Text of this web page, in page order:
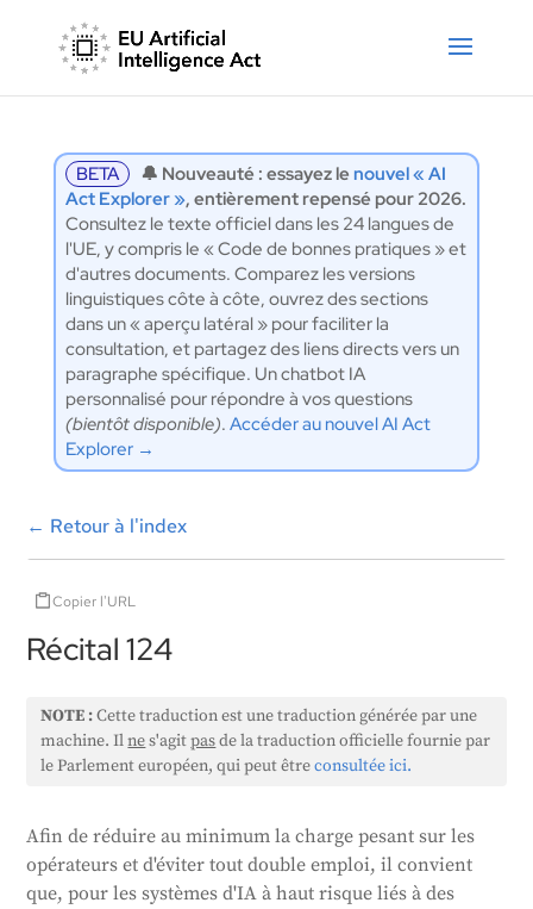
BETA 🔔 Nouveauté : essayez le nouvel « AI
Act Explorer », entièrement repensé pour 2026.
Consultez le texte officiel dans les 24 langues de
l'UE, y compris le « Code de bonnes pratiques » et
d'autres documents. Comparez les versions
linguistiques côte à côte, ouvrez des sections
dans un « aperçu latéral » pour faciliter la
consultation, et partagez des liens directs vers un
paragraphe spécifique. Un chatbot IA
personnalisé pour répondre à vos questions
(bientôt disponible). Accéder au nouvel AI Act
Explorer →
← Retour à l'index
Copier l'URL
Récital 124
NOTE :Cette traduction est une traduction générée par une
machine. Ilnes'agitpasde la traduction officielle fournie par
le Parlement européen, qui peut êtreconsultée ici.
Afin de réduire au minimum la charge pesant sur les
opérateurs et d'éviter tout double emploi, il convient
que, pour les systèmes d'IA à haut risque liés à des